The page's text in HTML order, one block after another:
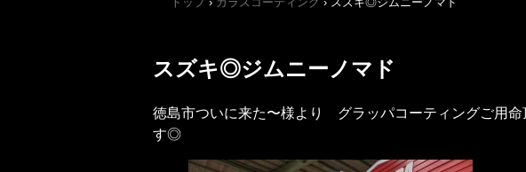
スズキ◎ジムニーノマド
徳島市ついに来た〜様より グラッパコーティングご用
す◎